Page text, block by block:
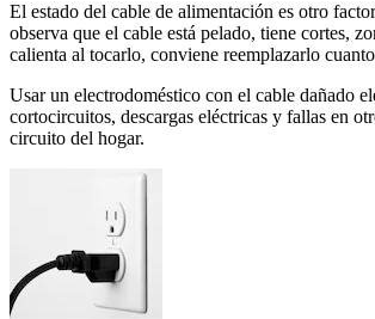
El estado del cable de alimentación es otro
observa que el cable está pelado, tiene cortes,
calienta al tocarlo, conviene reemplazarlo
Usar un electrodoméstico con el cable dañado
cortocircuitos, descargas eléctricas y fallas en
circuito del hogar.